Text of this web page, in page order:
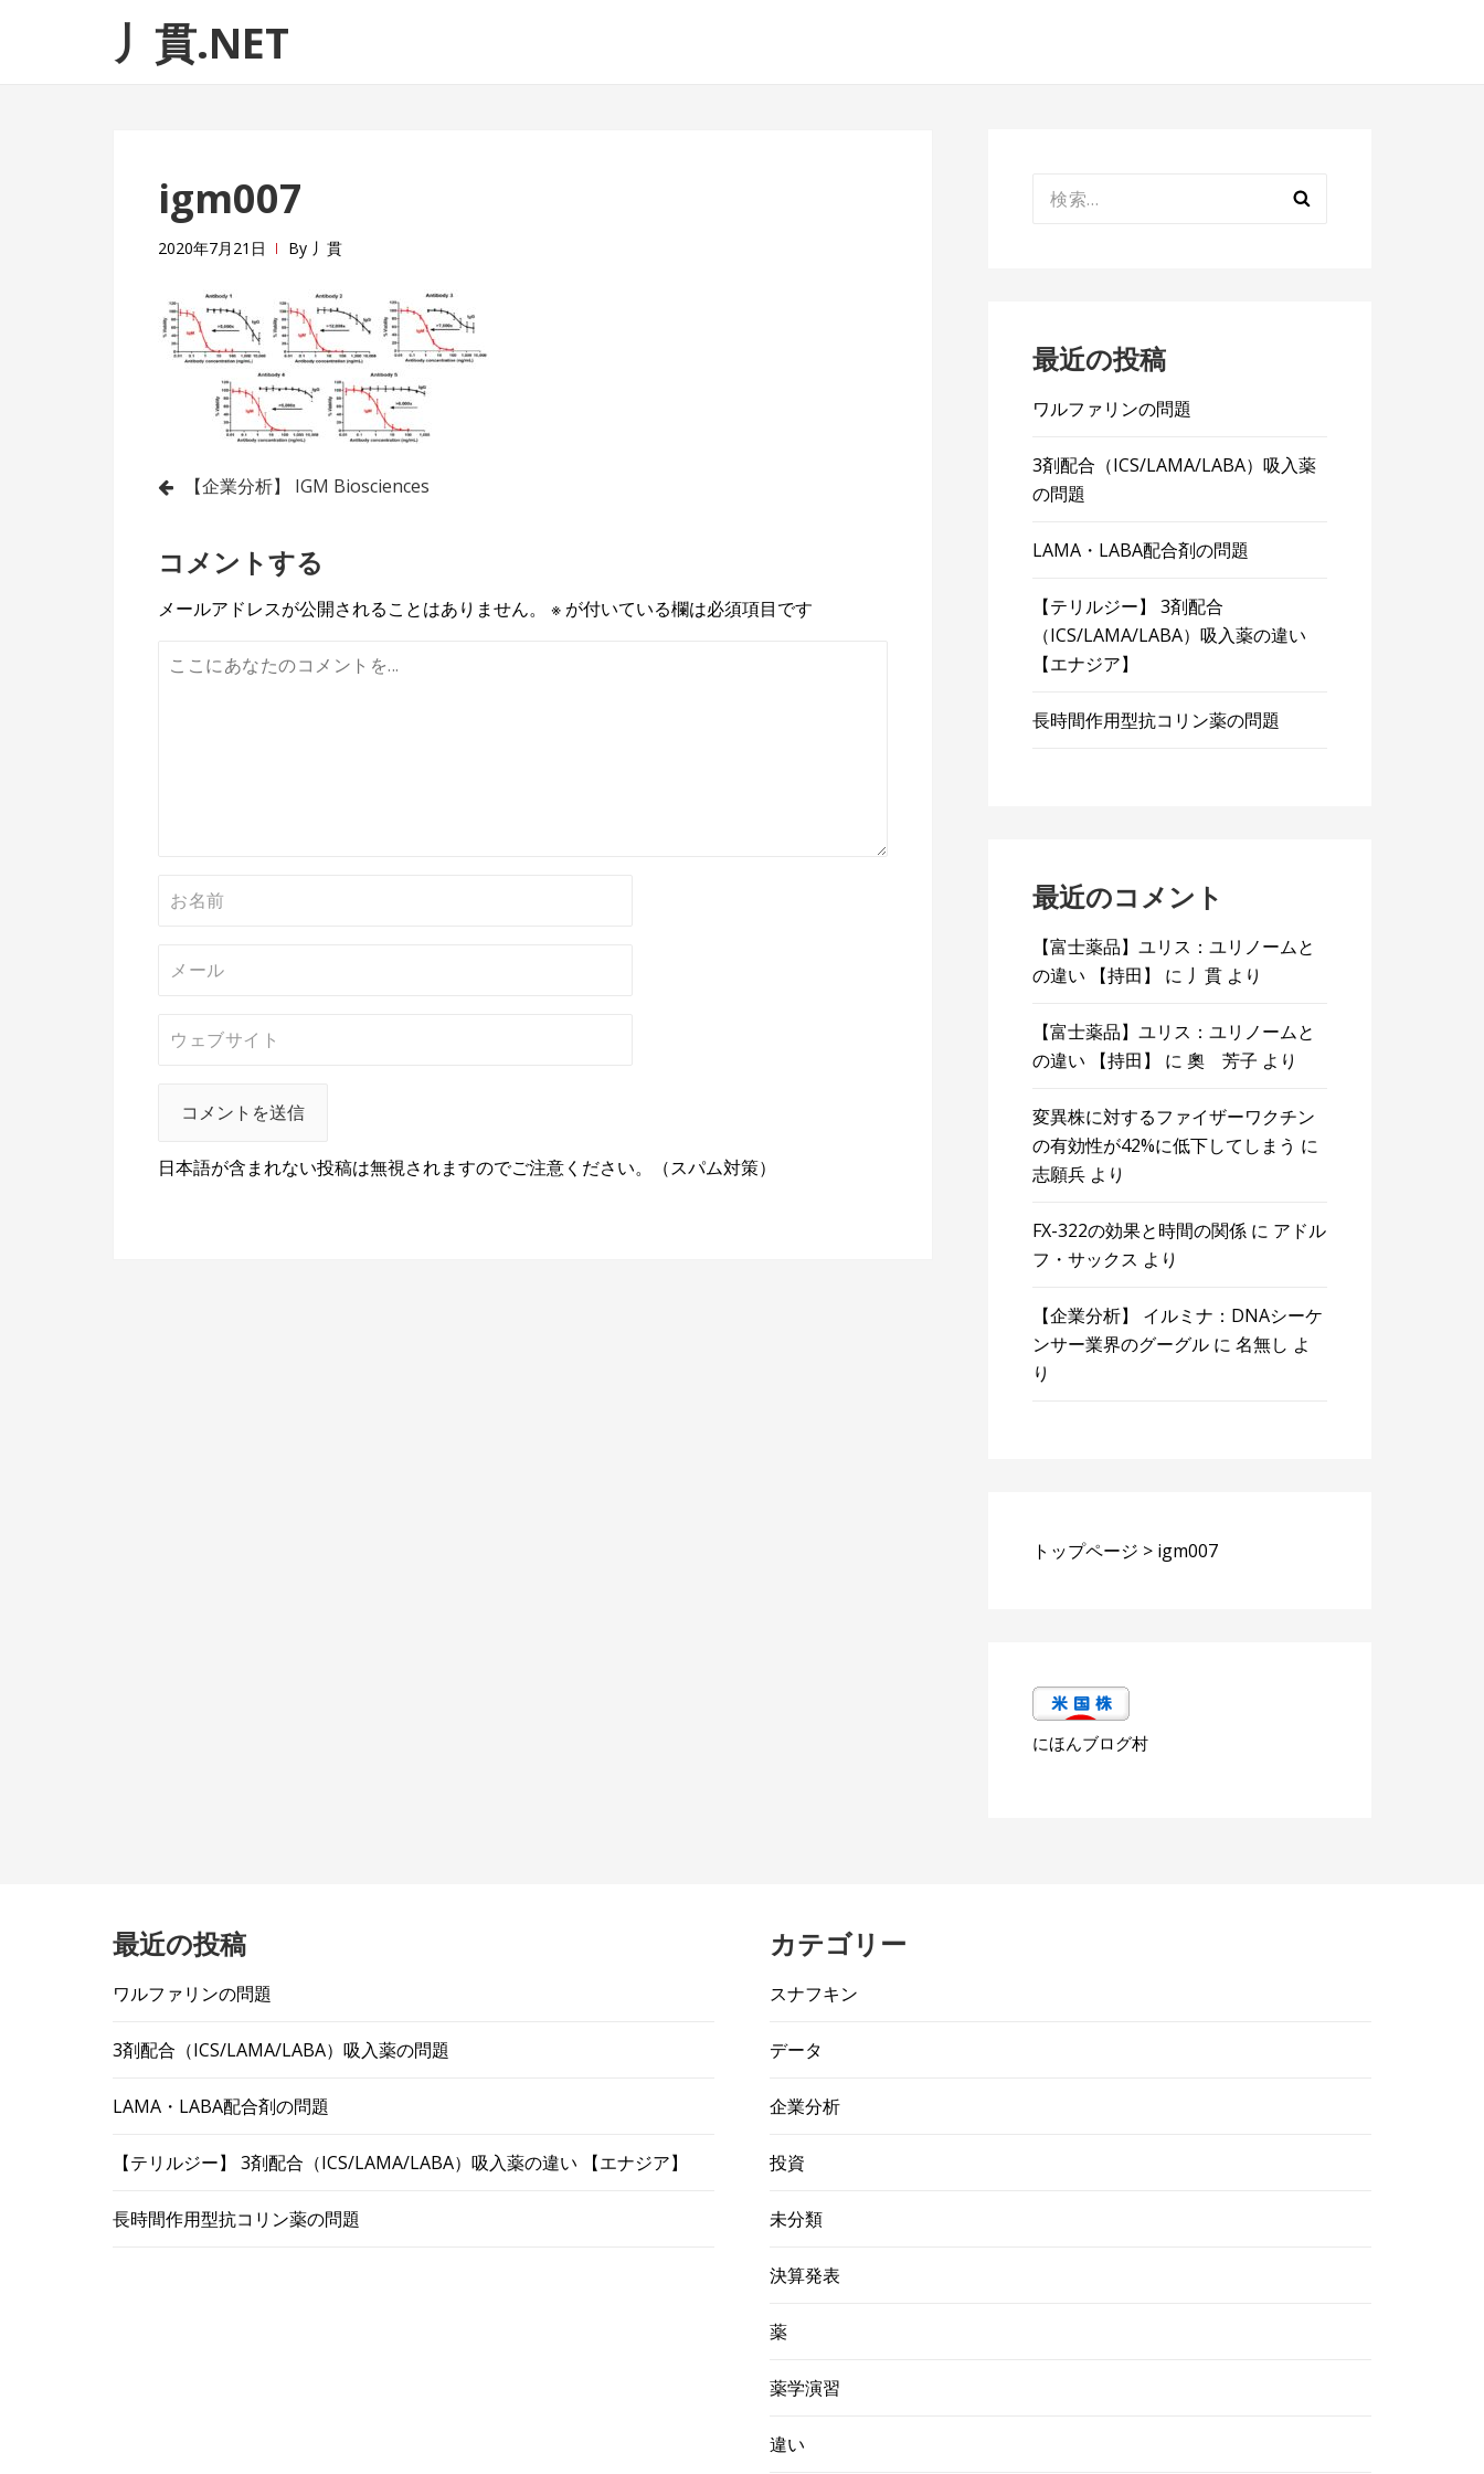
ゲ
テ丿貫.NET
igm007
2020年7月21日 By 丿貫
投
ナ
ビ
ゲ
【企業分析】 IGM Biosciences
コメントする
メールアドレスが公開されることはありません。 ※ が付いている欄は必須項目です
日本語が含まれない投稿は無視されますのでご注意ください。（スパム対策）
索:
最近の投稿
ワルファリンの問題
3剤配合（ICS/LAMA/LABA）吸入薬
の問題
LAMA・LABA配合剤の問題
【テリルジー】 3剤配合
（ICS/LAMA/LABA）吸入薬の違い
【エナジア】
長時間作用型抗コリン薬の問題
最近のコメント
【富士薬品】ユリス：ユリノームと
の違い 【持田】
に 丿貫 より
【富士薬品】ユリス：ユリノームと
の違い 【持田】
に奧 芳子 より
変異株に対するファイザーワクチン
の有効性が42%に低下してしまう に
志願兵 より
FX-322の効果と時間の関係 に アドル
フ・サックス より
【企業分析】 イルミナ：DNAシーケ
ンサー業界のグーグル に名無し よ
り
トップページ > igm007
にほんブログ村
最近の投稿
ワルファリンの問題
3剤配合（ICS/LAMA/LABA）吸入薬の問題
LAMA・LABA配合剤の問題
【テリルジー】 3剤配合（ICS/LAMA/LABA）吸入薬の違い 【エナジア】
長時間作用型抗コリン薬の問題
カテゴリー
スナフキン
データ
企業分析
投資
未分類
決算発表
薬
薬学演習
違い